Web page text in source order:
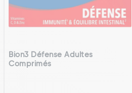
Bion3 Défense Adultes
Comprimés